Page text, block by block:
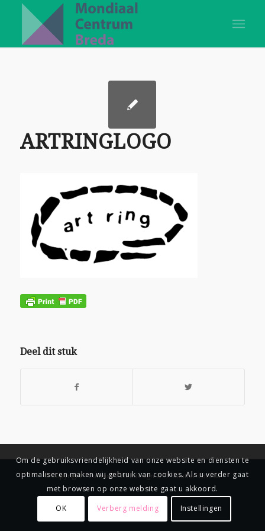
ARTRINGLOGO
Deel dit stuk
© Copyright-Connix.nl Webdesign & IT Solutions Breda
Om de gebruiksvriendelijkheid van onze website en diensten te
optimaliseren maken wij gebruik van cookies. Als u verder gaat
met browsen op onze website gaat u akkoord.
OK
Verberg melding Instellingen